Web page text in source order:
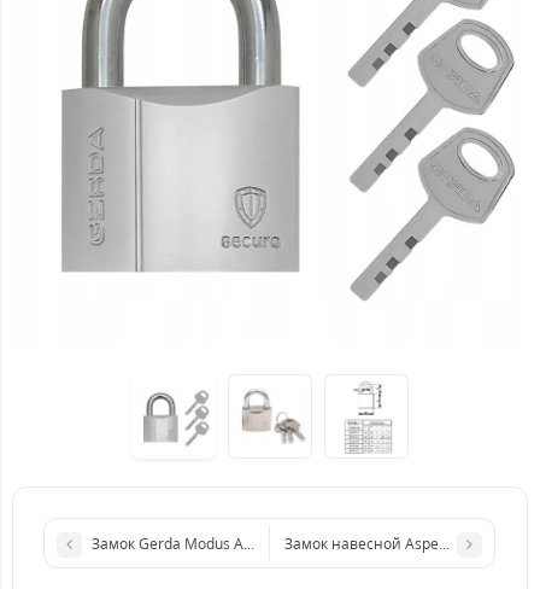
Замок Gerda Modus AQUA (влагозащищёный)
Замок навесной Aspect ЗН-А-55 П